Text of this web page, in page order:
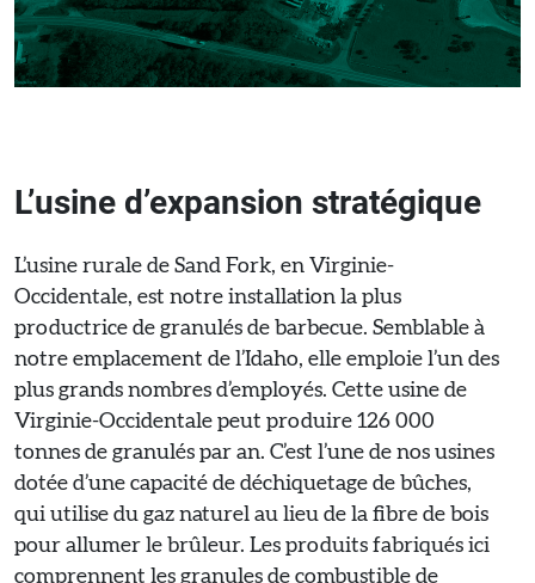
L’usine d’expansion stratégique
L’usine rurale de Sand Fork, en Virginie-
Occidentale, est notre installation la plus
productrice de granulés de barbecue. Semblable à
notre emplacement de l’Idaho, elle emploie l’un des
plus grands nombres d’employés. Cette usine de
Virginie-Occidentale peut produire 126 000
tonnes de granulés par an. C’est l’une de nos usines
dotée d’une capacité de déchiquetage de bûches,
qui utilise du gaz naturel au lieu de la fibre de bois
pour allumer le brûleur. Les produits fabriqués ici
comprennent les granules de combustible de